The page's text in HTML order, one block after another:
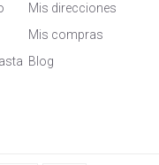
Mis direcciones
Mis compras
Blog